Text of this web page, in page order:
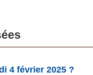
4 février 2025 ?